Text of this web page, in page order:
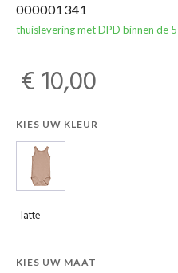
000001341
thuislevering met DPD binnen de
€ 10,00
KIES UW KLEUR
latte
KIES UW MAAT